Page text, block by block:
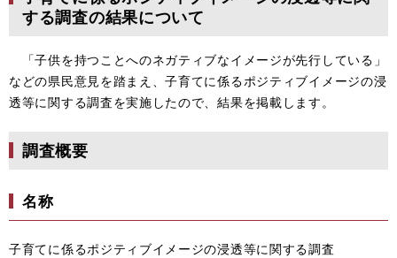
する調査の結果について
「子供を持つことへのネガティブなイメージが先行している」
などの県民意見を踏まえ、子育てに係るポジティブイメージの浸
透等に関する調査を実施したので、結果を掲載します。
調査概要
名称
子育てに係るポジティブイメージの浸透等に関する調査